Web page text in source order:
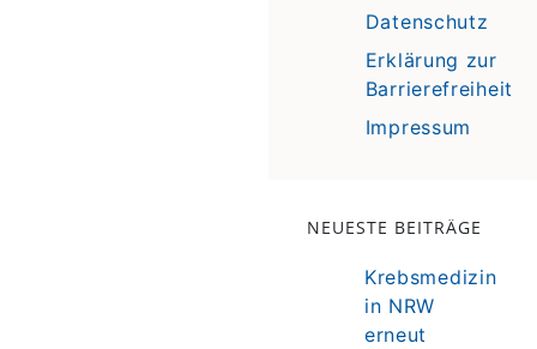
Datenschutz
Erklärung zur
Barrierefreiheit
Impressum
NEUESTE BEITRÄGE
Krebsmedizin
in NRW
erneut